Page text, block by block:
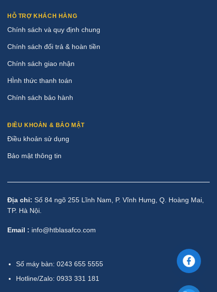
HỖ TRỢ KHÁCH HÀNG
Chính sách và quy định chung
Chính sách đổi trả & hoàn tiền
Chính sách giao nhận
HÌnh thức thanh toán
Chính sách bảo hành
ĐIỀU KHOẢN & BẢO MẬT
Điều khoản sử dụng
Bảo mật thông tin
Địa chỉ: Số 84 ngõ 255 Lĩnh Nam, P. Vĩnh Hưng, Q. Hoàng Mai,
TP. Hà Nội.
Email : info@htblasafco.com
Số máy bàn: 0243 655 5555
Hotline/Zalo: 0933 331 181